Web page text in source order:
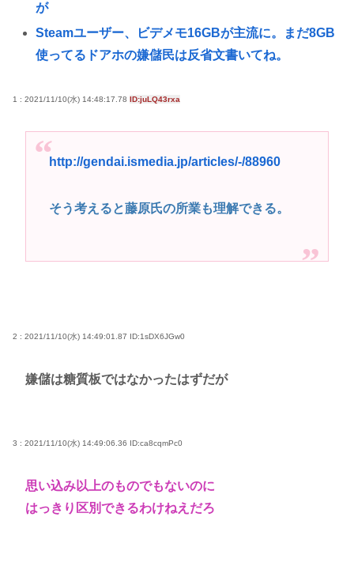
が
Steamユーザー、ビデメモ16GBが主流に。まだ8GB
使ってるドアホの嫌儲民は反省文書いてね。
も…イラン側は猛反発」と報じられ話題に
ガラなのに、ゲーム音楽のオーケストラは満員…本
当にイライラする」
で大人気ロボ作品にwww
かされる「女神の加護を受けしママのサーガ」3巻 今
ポケカ資産が100万円超えた男の子www
Powered by livedoor 相互RSS
1 : 2021/11/10(水) 14:48:17.78 ID:juLQ43rxa
http://gendai.ismedia.jp/articles/-/88960
そう考えると藤原氏の所業も理解できる。
2 : 2021/11/10(水) 14:49:01.87 ID:1sDX6JGw0
嫌儲は糖質板ではなかったはずだが
3 : 2021/11/10(水) 14:49:06.36 ID:ca8cqmPc0
思い込み以上のものでもないのに
はっきり区別できるわけねえだろ